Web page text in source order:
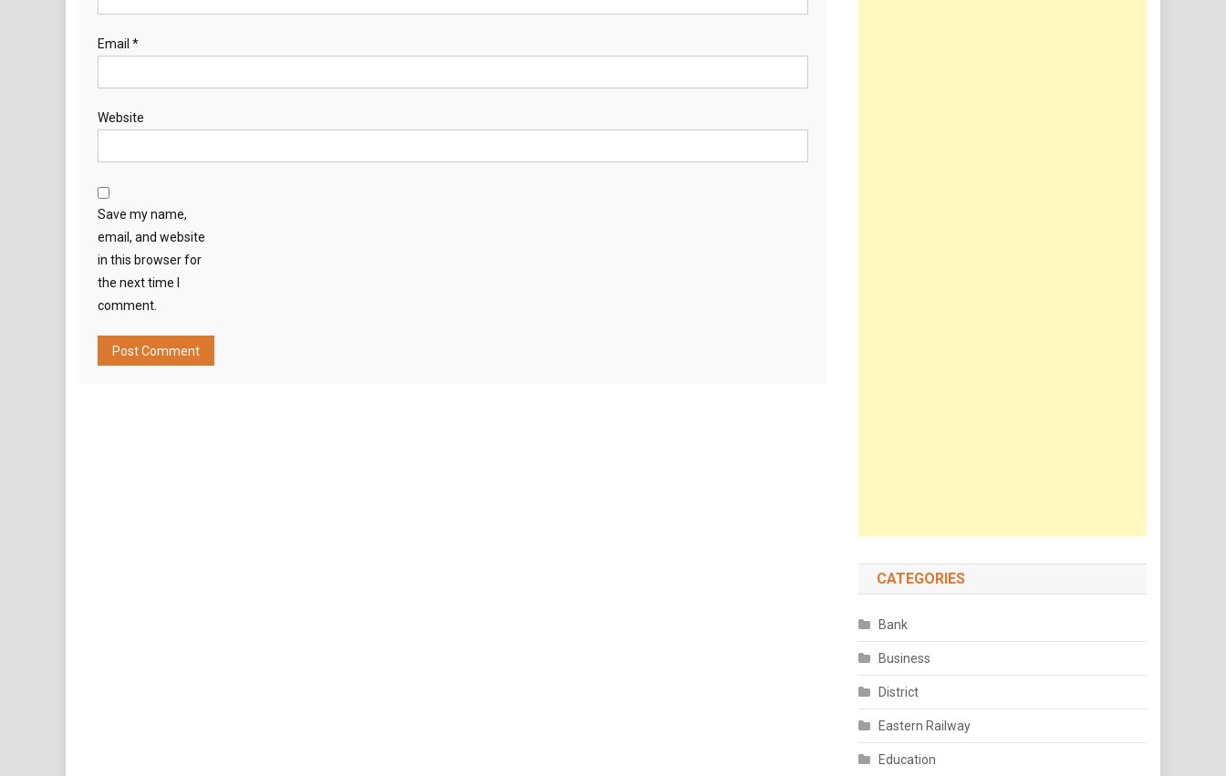
Email *
Website
Save my name,
email, and website
in this browser for
the next time I
comment.
CATEGORIES
Bank
Business
District
Eastern Railway
Education